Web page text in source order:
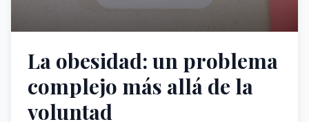
La obesidad: un problema
complejo más allá de la
voluntad